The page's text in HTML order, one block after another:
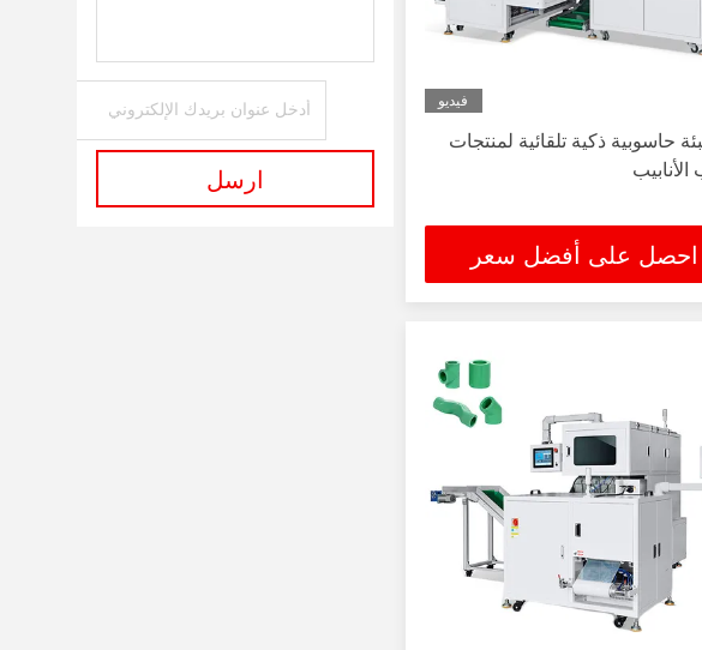
فيديو
حاسوبية ذكية تلقائية لمنتجات
احصل على أفضل سعر
ارسل